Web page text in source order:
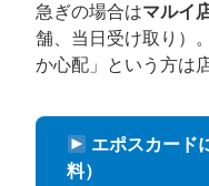
急ぎの場合はマルイ
舗、当日受け取り）
か心配」という方は
エポスカード
料）